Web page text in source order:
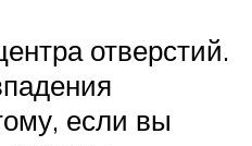
отверстий.
если вы